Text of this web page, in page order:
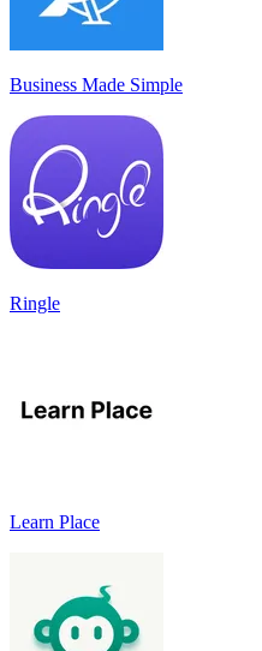
Business Made Simple
Ringle
Learn Place